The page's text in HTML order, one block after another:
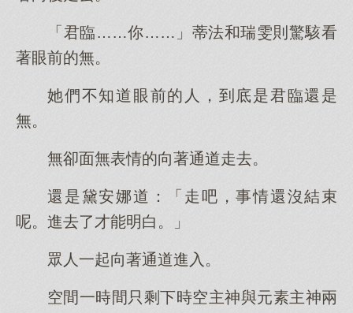
「君臨……你……」蒂法和瑞雯則驚駭看
著眼前的無。
她們不知道眼前的人，到底是君臨還是
無。
無卻面無表情的向著通道走去。
還是黛安娜道：「走吧，事情還沒結束
呢。進去了才能明白。」
眾人一起向著通道進入。
空間一時間只剩下時空主神與元素主神兩